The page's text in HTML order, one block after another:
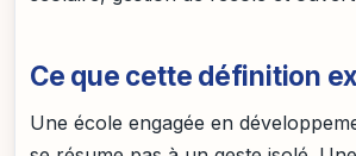
Ce que cette définition
Une école engagée en